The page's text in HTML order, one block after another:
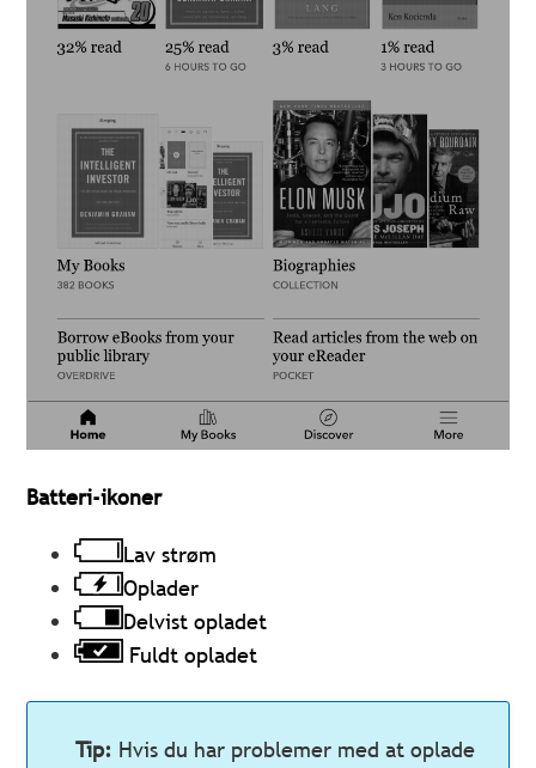
Batteri-ikoner
Lav strøm
Oplader
Delvist opladet
Fuldt opladet
Tip: Hvis du har problemer med at oplade